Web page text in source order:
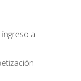
a